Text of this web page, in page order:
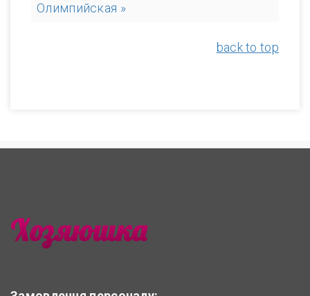
Олимпийская »
back to top